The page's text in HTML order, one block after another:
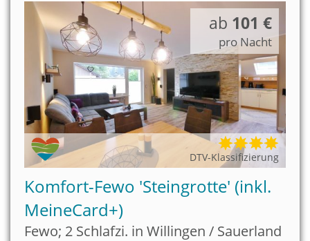
DTV-Klassifizierung
Komfort-Fewo 'Steingrotte' (inkl.
MeineCard+)
Fewo; 2 Schlafzi. in Willingen / Sauerland
ab 101 €
pro Nacht